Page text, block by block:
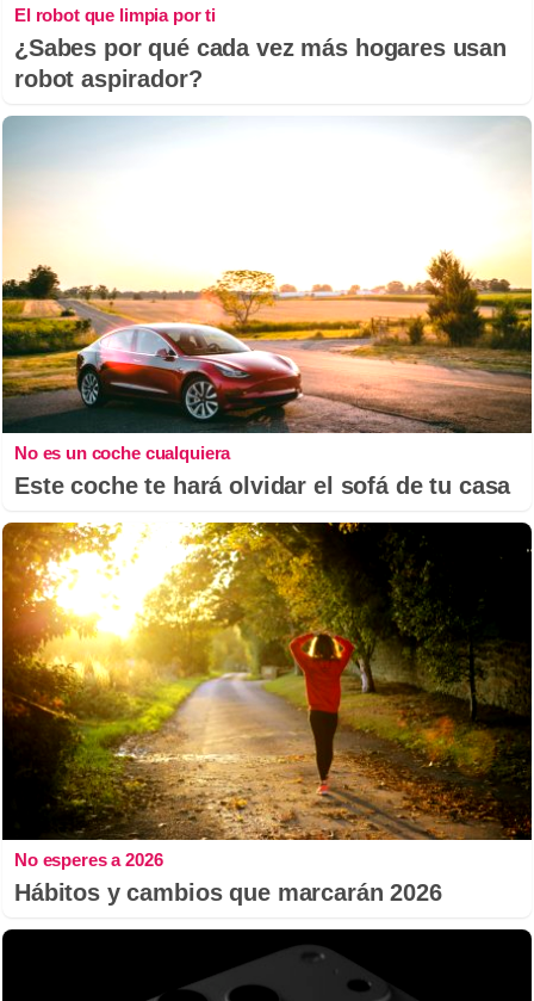
El robot que limpia por ti
¿Sabes por qué cada vez más hogares usan
robot aspirador?
No es un coche cualquiera
Este coche te hará olvidar el sofá de tu casa
No esperes a 2026
Hábitos y cambios que marcarán 2026